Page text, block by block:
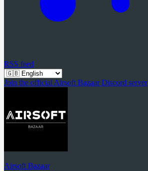
RSS feed
Join the official Airsoft Bazaar Discord server
Airsoft Bazaar